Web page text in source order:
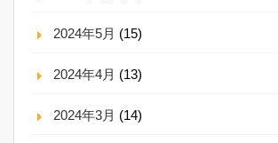
2024年5月 (15)
2024年4月 (13)
2024年3月 (14)